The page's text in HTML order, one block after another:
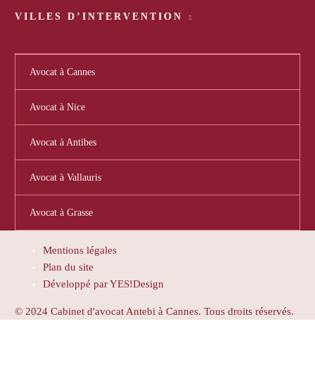
VILLES D’INTERVENTION
Avocat à Cannes
Avocat à Nice
Avocat à Antibes
Avocat à Vallauris
Avocat à Grasse
Mentions légales
Plan du site
Développé par YES!Design
© 2024 Cabinet d'avocat Antebi à Cannes. Tous droits réservés.